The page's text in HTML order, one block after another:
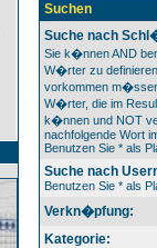
Suchen
Suche nach
Sie k�nnen AND
W�rter zu
vorkommen
W�rter, die im
k�nnen und NOT
nachfolgende Wort
Benutzen Sie * als
Suche nach
Benutzen Sie * als
Verkn�pfung:
Kategorie: